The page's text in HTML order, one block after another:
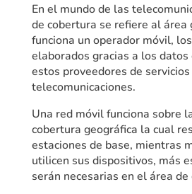
En el mundo de las
de cobertura se refiere al área
funciona un operador móvil,
elaborados gracias a los datos
estos proveedores de servicios
telecomunicaciones.
Una red móvil funciona sobre
cobertura geográfica la cual
estaciones de base, mientras
utilicen sus dispositivos, más
serán necesarias en el área